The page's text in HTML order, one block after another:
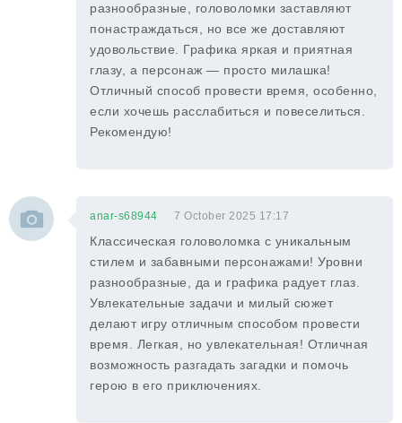
разнообразные, головоломки заставляют
понастраждаться, но все же доставляют
удовольствие. Графика яркая и приятная
глазу, а персонаж — просто милашка!
Отличный способ провести время, особенно,
если хочешь расслабиться и повеселиться.
Рекомендую!
anar-s68944 7 October 2025 17:17
Классическая головоломка с уникальным
стилем и забавными персонажами! Уровни
разнообразные, да и графика радует глаз.
Увлекательные задачи и милый сюжет
делают игру отличным способом провести
время. Легкая, но увлекательная! Отличная
возможность разгадать загадки и помочь
герою в его приключениях.